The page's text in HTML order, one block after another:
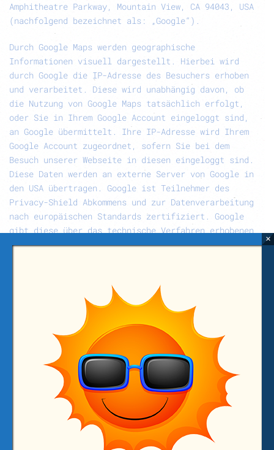
Amphitheatre Parkway, Mountain View, CA 94043, USA
(nachfolgend bezeichnet als: „Google“).
Durch Google Maps werden geographische
Informationen visuell dargestellt. Hierbei wird
durch Google die IP-Adresse des Besuchers erhoben
und verarbeitet. Diese wird unabhängig davon, ob
die Nutzung von Google Maps tatsächlich erfolgt,
oder Sie in Ihrem Google Account eingeloggt sind,
an Google übermittelt. Ihre IP-Adresse wird Ihrem
Google Account zugeordnet, sofern Sie bei dem
Besuch unserer Webseite in diesen eingeloggt sind.
Diese Daten werden an externe Server von Google in
den USA übertragen. Google ist Teilnehmer des
Privacy-Shield Abkommens und zur Datenverarbeitung
nach europäischen Standards zertifiziert. Google
gibt diese über das technische Verfahren erhobenen
Daten unter Umständen an Dritte weiter.Zweck:Die
Besuchs unseres Standorts. Die Datenverarbeitung
von Google erfolgt zum Zwecke der Werbung,
Marktforschung, der Gestaltung der Webseite und
Bereitstellung von bedarfsgerechter Werbung.
Rechtsgrundlage:
Wir setzen Google Maps auf Grund
unseres berechtigten Interesses am an der
Optimierung und Gestaltung unseres Onlineangebotes
ein, Art. 6 Abs. 1 lit. f DSGVO.Verhinderung:
können die Zuordnung der Daten verhindern, indem
Sie auf die Verwendung von Google Maps auf unserer
Webseite verzichten und sich vor Ihrem Besuch aus
Ihrem Google Account ausloggen. Zudem können Sie
×